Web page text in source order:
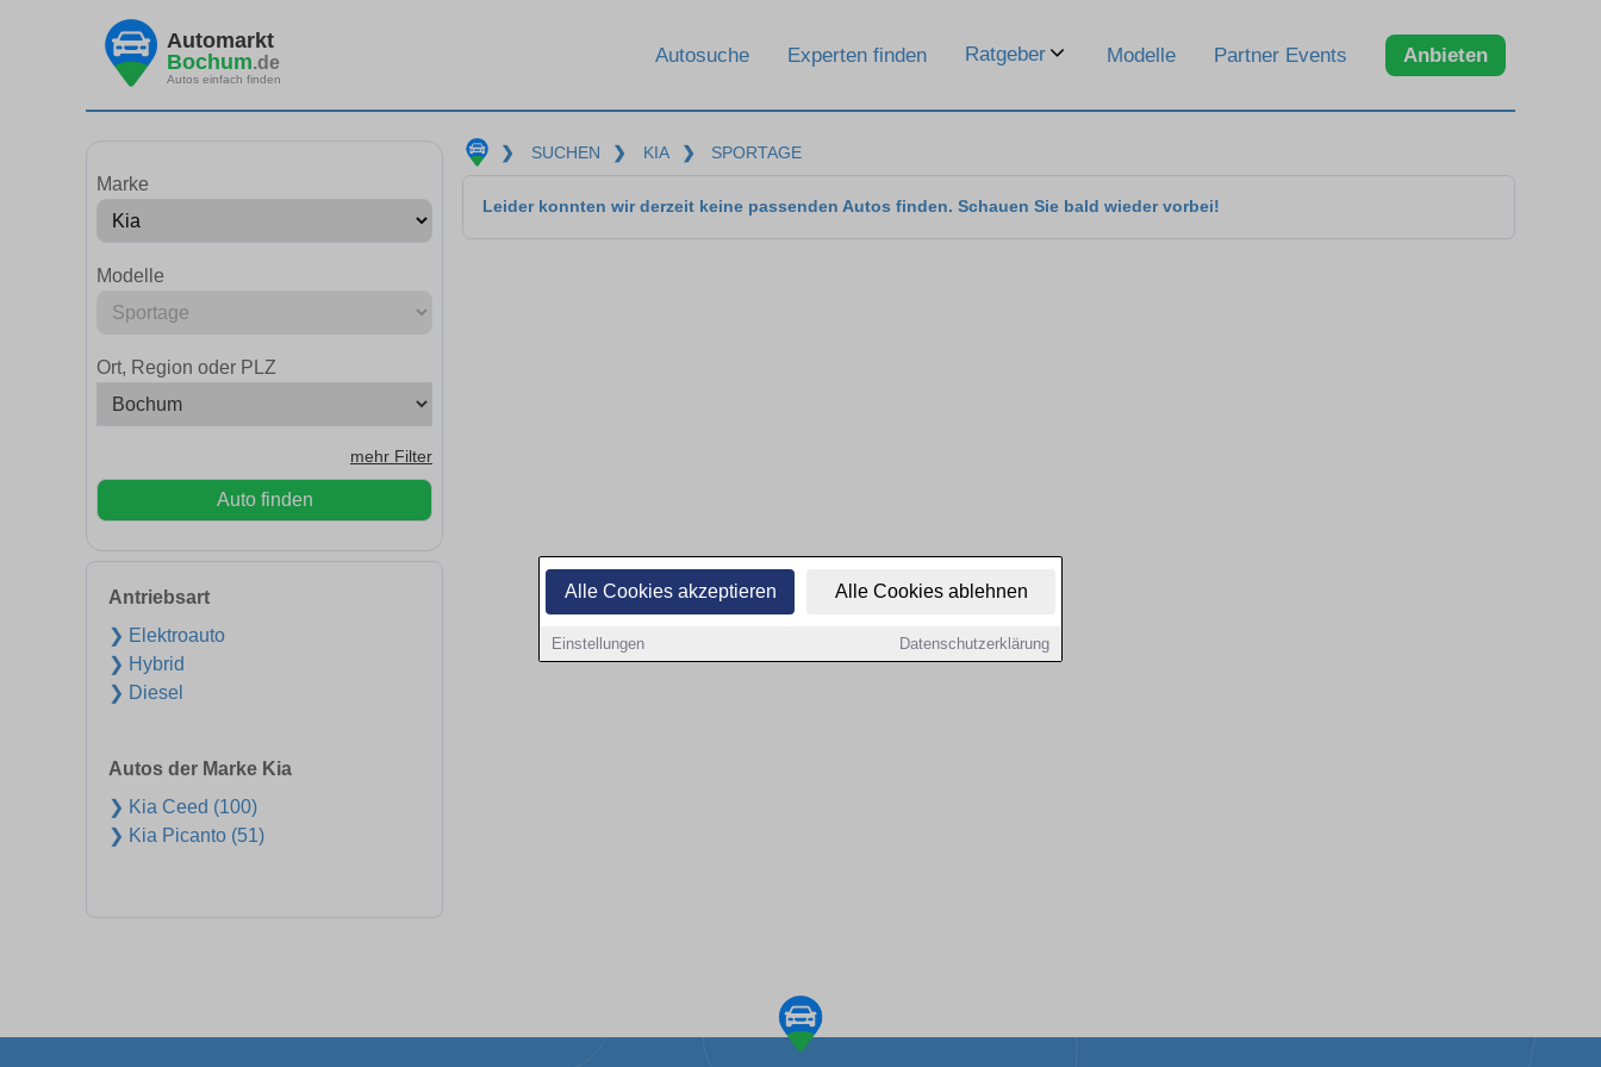
Alle Cookies akzeptieren Alle Cookies ablehnen
Einstellungen Datenschutzerklärung
Automarkt
Bochum.de
Autos einfach finden
Autosuche Experten finden Ratgeber Modelle Partner Events Anbieten
Marke
Modelle
Ort, Region oder PLZ
mehr Filter
Auto finden
Antriebsart
❯ Elektroauto
❯ Hybrid
❯ Diesel
Autos der Marke Kia
❯ Kia Ceed (100)
❯ Kia Picanto (51)
❯ SUCHEN ❯ KIA ❯ SPORTAGE
Leider konnten wir derzeit keine passenden Autos finden. Schauen Sie bald wieder vorbei!